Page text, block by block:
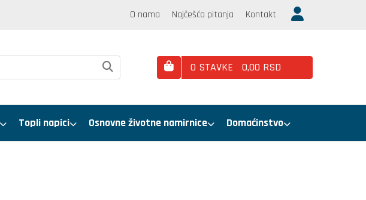
O nama Najčešća pitanja Kontakt
0 STAVKE 0,00 RSD
Topli napici Osnovne životne namirnice Domaćinstvo